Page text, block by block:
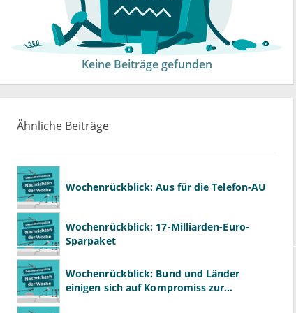
Keine Beiträge gefunden
Ähnliche Beiträge
Wochenrückblick: Aus für die Telefon-AU
Wochenrückblick: 17-Milliarden-Euro-
Sparpaket
Wochenrückblick: Bund und Länder
einigen sich auf Kompromiss zur